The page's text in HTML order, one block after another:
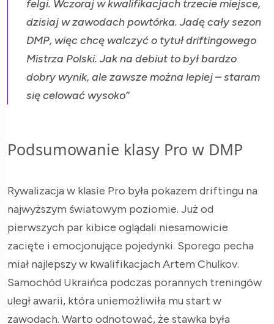
felgi. Wczoraj w kwalifikacjach trzecie miejsce,
dzisiaj w zawodach powtórka. Jadę cały sezon
DMP, więc chcę walczyć o tytuł driftingowego
Mistrza Polski. Jak na debiut to był bardzo
dobry wynik, ale zawsze można lepiej – staram
się celować wysoko”
Podsumowanie klasy Pro w DMP
Rywalizacja w klasie Pro była pokazem driftingu na
najwyższym światowym poziomie. Już od
pierwszych par kibice oglądali niesamowicie
zacięte i emocjonujące pojedynki. Sporego pecha
miał najlepszy w kwalifikacjach Artem Chulkov.
Samochód Ukraińca podczas porannych treningów
uległ awarii, która uniemożliwiła mu start w
zawodach. Warto odnotować, że stawka była